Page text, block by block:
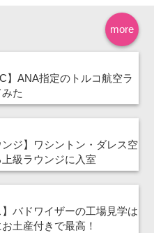
more
】ANA指定のトルコ航空ラ
た
ンジ】ワシントン・ダレス空
級ラウンジに入室
】バドワイザーの工場見学は
土産付きで最高！